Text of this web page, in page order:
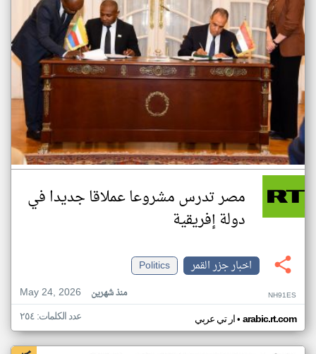
مصر تدرس مشروعا عملاقا جديدا في
دولة إفريقية
اخبار جزر القمر
Politics
May 24, 2026
منذ شهرين NH91ES
ار تي عربي• arabic.rt.com عدد الكلمات: ٢٥٤